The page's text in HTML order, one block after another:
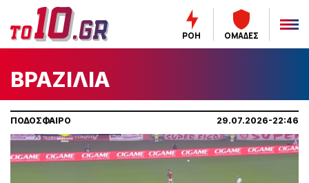
ΡΟΗ ΟΜΑΔΕΣ
ΒΡΑΖΙΛΙΑ
ΠΟΔΟΣΦΑΙΡΟ 29.07.2026-22:46